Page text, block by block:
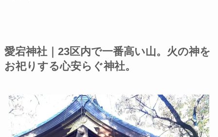
愛宕神社｜23区内で一番高い山。火の神を
お祀りする心安らぐ神社。